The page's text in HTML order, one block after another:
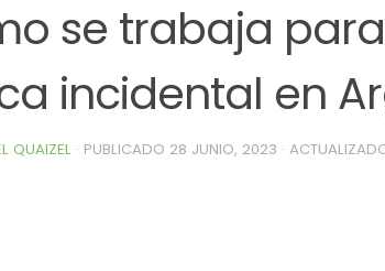
se trabaja
incidental en
QUAIZEL · PUBLICADO 28 JUNIO, 2023 ·